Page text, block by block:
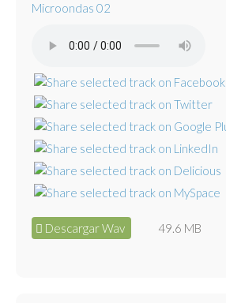
Microondas 02
Descargar Wav 49.6 MB